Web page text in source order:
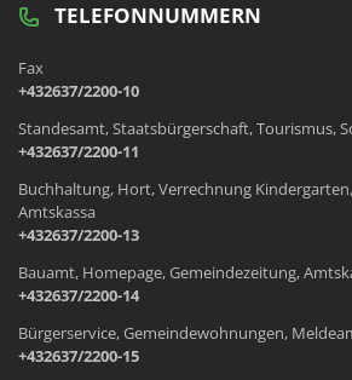
TELEFONNUMMERN
Fax
+432637/2200-10
Standesamt, Staatsbürgerschaft, Tourismus,
+432637/2200-11
Buchhaltung, Hort, Verrechnung
Amtskassa
+432637/2200-13
Bauamt, Homepage, Gemeindezeitung,
+432637/2200-14
Bürgerservice, Gemeindewohnungen,
+432637/2200-15